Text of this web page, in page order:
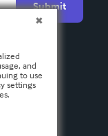
Submit
and
to use
settings